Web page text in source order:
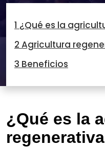
1 ¿Qué es la
2 Agricultura
3 Beneficios
¿Qué es la